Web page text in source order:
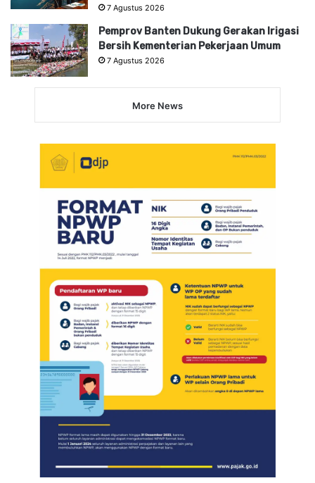
7 Agustus 2026
Pemprov Banten Dukung Gerakan Irigasi
Bersih Kementerian Pekerjaan Umum
7 Agustus 2026
More News